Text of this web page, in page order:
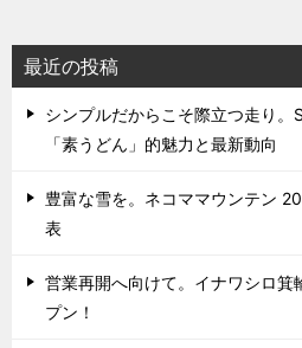
最近の投稿
シンプルだからこそ際立つ走り。
「素うどん」的魅力と最新動向
豊富な雪を。ネコママウンテン
表
営業再開へ向けて。イナワシロ箕
プン！